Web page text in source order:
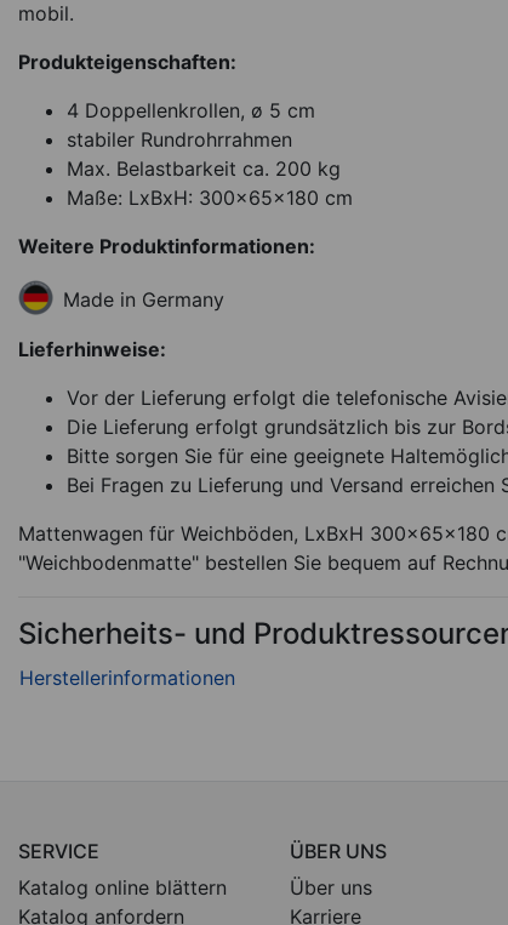
mobil.
Produkteigenschaften:
4 Doppellenkrollen, ø 5 cm
stabiler Rundrohrrahmen
Max. Belastbarkeit ca. 200 kg
Maße: LxBxH: 300x65x180 cm
Weitere Produktinformationen:
Made in Germany
Lieferhinweise:
Vor der Lieferung erfolgt die telefonische
Die Lieferung erfolgt grundsätzlich bis zur
Bitte sorgen Sie für eine geeignete
Bei Fragen zu Lieferung und Versand erreichen
Mattenwagen für Weichböden, LxBxH 300x65x180
"Weichbodenmatte" bestellen Sie bequem auf
Sicherheits- und
SERVICE
Katalog online blättern
Katalog anfordern
ÜBER UNS
Über uns
Karriere